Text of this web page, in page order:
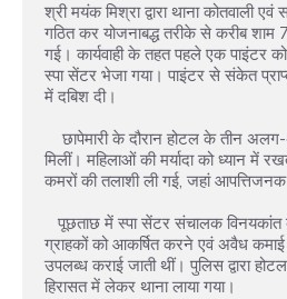
श्री मयंक मिश्रा द्वारा थाना कोतवाली
गठित कर योजनाबद्ध तरीके से करीब शाम
गई। कार्यवाही के तहत पहले एक पाइंटर
स्पा सेंटर भेजा गया। पाइंटर से संकेत
में दबिश दी।
मिलीं। महिलाओं की मर्यादा को ध्यान में
कमरों की तलाशी ली गई, जहां आपत्तिजनक
ग्राहकों को आकर्षित करने एवं अवैध
उपलब्ध कराई जाती थीं। पुलिस द्वारा
हिरासत में लेकर थाना लाया गया।